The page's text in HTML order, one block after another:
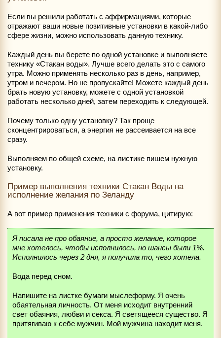
Если вы решили работать с аффирмациями, которые
отражают ваши новые позитивные установки в какой-либо
сфере жизни, можно использовать данную технику.
Каждый день вы берете по одной установке и выполняете
технику «Стакан воды». Лучше всего делать это с самого
утра. Можно применять несколько раз в день, например,
утром и вечером. Но не пропускайте! Можете каждый день
брать новую установку, можете с одной установкой
работать несколько дней, затем переходить к следующей.
Почему только одну установку? Так проще
сконцентрироваться, а энергия не рассеивается на все
сразу.
Выполняем по общей схеме, на листике пишем нужную
установку.
Пример выполнения техники Стакан Воды на
исполнение желания по Зеланду
А вот пример применения техники с форума, цитирую:
Я писала не про обаяние, а просто желание, которое
мне хотелось, чтобы исполнилось, но шансы были 1%.
Исполнилось через 2 дня, я получила то, чего хотела.
Вода перед сном.
Напишите на листке бумаги мыслеформу. Я очень
обаятельная личность. От меня исходит внутренний
свет обаяния, любви и секса. Я светящееся существо. Я
притягиваю к себе мужчин. Мой мужчина находит меня.